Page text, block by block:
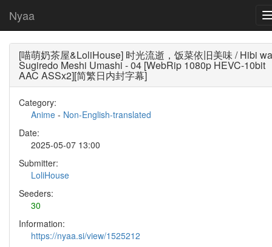
Nyaa
[喵萌奶茶屋&LoliHouse] 时光流逝，饭菜依旧美味 / Hibi wa
Sugiredo Meshi Umashi - 04 [WebRip 1080p HEVC-10bit
AAC ASSx2][简繁日内封字幕]
Category:
Anime - Non-English-translated
Date:
2025-05-07 13:00
Submitter:
LoliHouse
Seeders:
30
Information:
https://nyaa.si/view/1525212